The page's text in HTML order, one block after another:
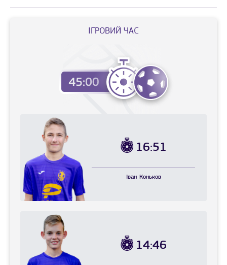
IГРОВИЙ ЧАС
16:51
Іван Коньков
14:46